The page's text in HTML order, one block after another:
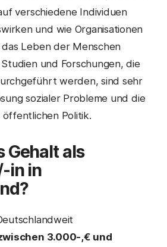
verschiedene Individuen
und wie Organisationen
Leben der Menschen
und Forschungen, die
werden, sind sehr
sozialer Probleme und die
öffentlichen Politik.
Gehalt als
in in
3.000-,€ und